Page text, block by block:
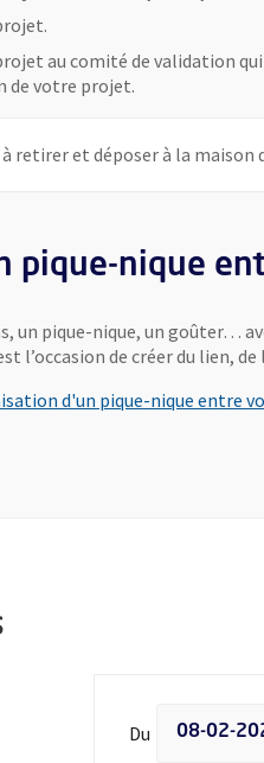
au comité de validation
de votre projet.
retirer et déposer à la maison
pique-nique
un pique-nique, un goûter…
l’occasion de créer du lien,
d'un pique-nique entre
Du Filtrer les